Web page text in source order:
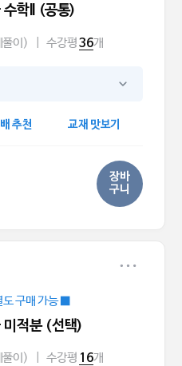
학II (공통)
풀이) 수강평36개
추천 교재 맛보기
장바
구니
도 구매 가능 ■
적분 (선택)
풀이) 수강평 16개